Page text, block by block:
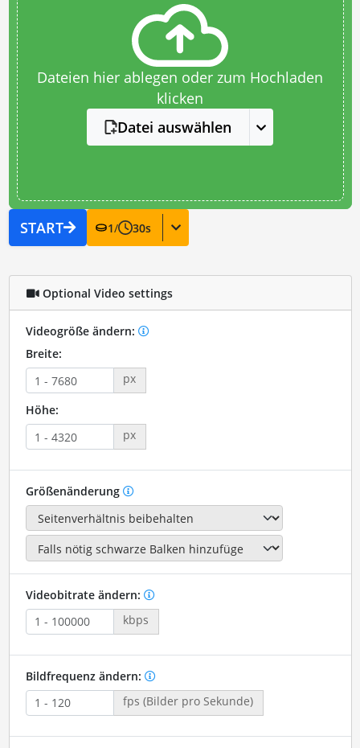
Dateien hier ablegen oder zum Hochladen
klicken
Datei auswählen
START 1/ 30s
Optional Video settings
Videogröße ändern:
Breite:
px
Höhe:
px
Größenänderung
Videobitrate ändern:
kbps
Bildfrequenz ändern:
fps (Bilder pro Sekunde)